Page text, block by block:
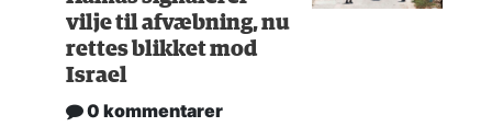
vilje til afvæbning, nu
rettes blikket mod
Israel
0 kommentarer